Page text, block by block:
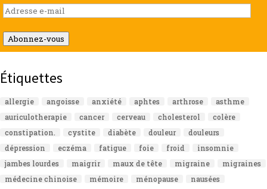
Adresse
e-
mail
Abonnez-vous
Étiquettes
allergie angoisse anxiété aphtes arthrose
asthme
auriculotherapie
cancer cerveau cholesterol
colère
constipation.
cystite diabète douleur
douleurs
dépression
eczéma fatigue foie froid
insomnie
jambes lourdes
maigrir maux de tête migraine
migraines
médecine chinoise
mémoire ménopause
nausées